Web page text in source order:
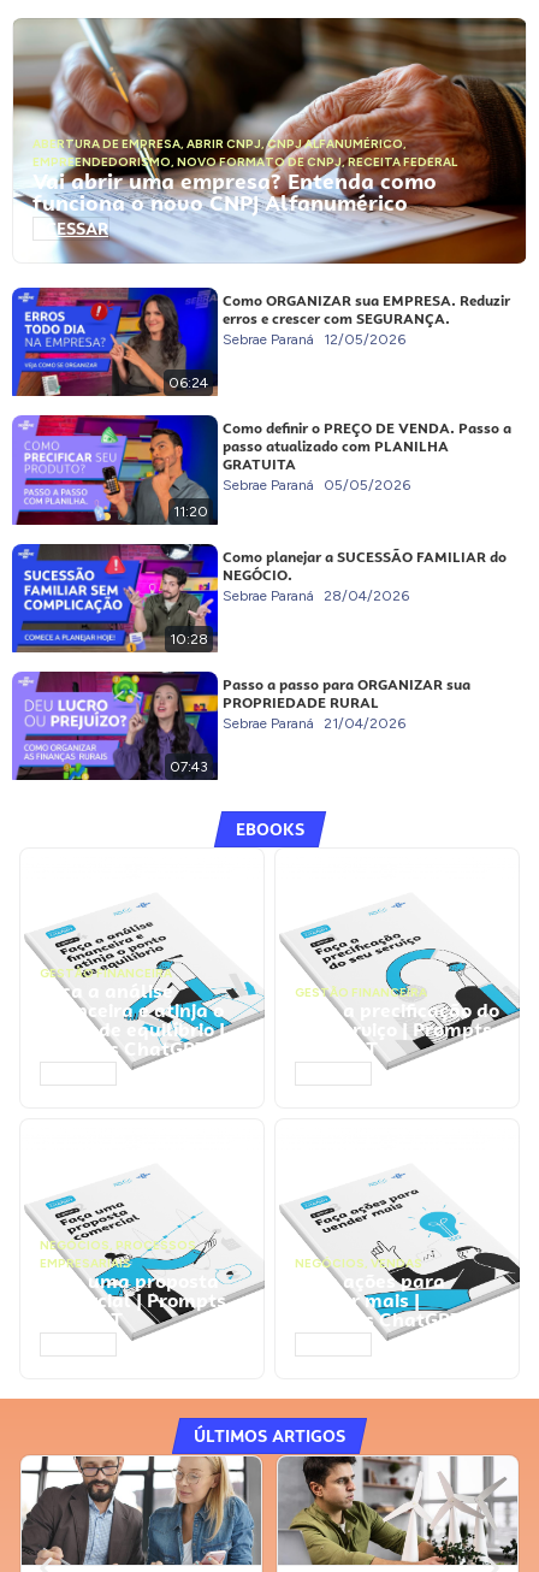
ABERTURA DE EMPRESA, ABRIR CNPJ,CNPJ ALFANUMÉRICO,
EMPREENDEDORISMO, NOVO FORMATO DE CNPJ,RECEITA FEDERAL
Vai abrir uma empresa? Entenda como
funciona o novo CNPJ Alfanumérico
ACESSAR
06:24
Como ORGANIZAR sua EMPRESA. Reduzir
erros e crescer com SEGURANÇA.
Sebrae Paraná 12/05/2026
11:20
Como definir o PREÇO DE VENDA. Passo a
passo atualizado com PLANILHA
GRATUITA
Sebrae Paraná 05/05/2026
10:28
Como planejar a SUCESSÃO FAMILIAR do
NEGÓCIO.
Sebrae Paraná 28/04/2026
07:43
Passo a passo para ORGANIZAR sua
PROPRIEDADE RURAL
Sebrae Paraná 21/04/2026
EBOOKS
GESTÃO FINANCEIRA
Faça a análise
financeira e atinja o
ponto de equilíbrio |
Prompts ChatGPT
GESTÃO FINANCEIRA
Faça a precificação do
seu serviço | Prompts
ChatGPT
NEGÓCIOS, PROCESSOS
EMPRESARIAIS
Faça uma proposta
comercial | Prompts
ChatGPT
NEGÓCIOS, VENDAS
Faça ações para
vender mais |
Prompts ChatGPT
ÚLTIMOS ARTIGOS